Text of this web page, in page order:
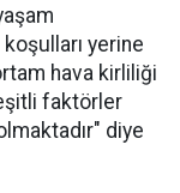
yerine
hava kirliliği
faktörler
diye